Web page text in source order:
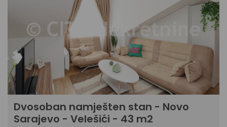
Dvosoban namješten stan - Novo
Sarajevo - Velešići - 43 m2